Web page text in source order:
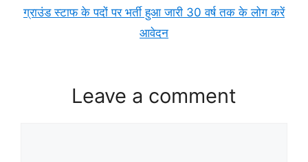
ग्राउंड स्टाफ के पदों पर भर्ती हुआ जारी 30 वर्ष तक के लोग करें
आवेदन
Leave a comment